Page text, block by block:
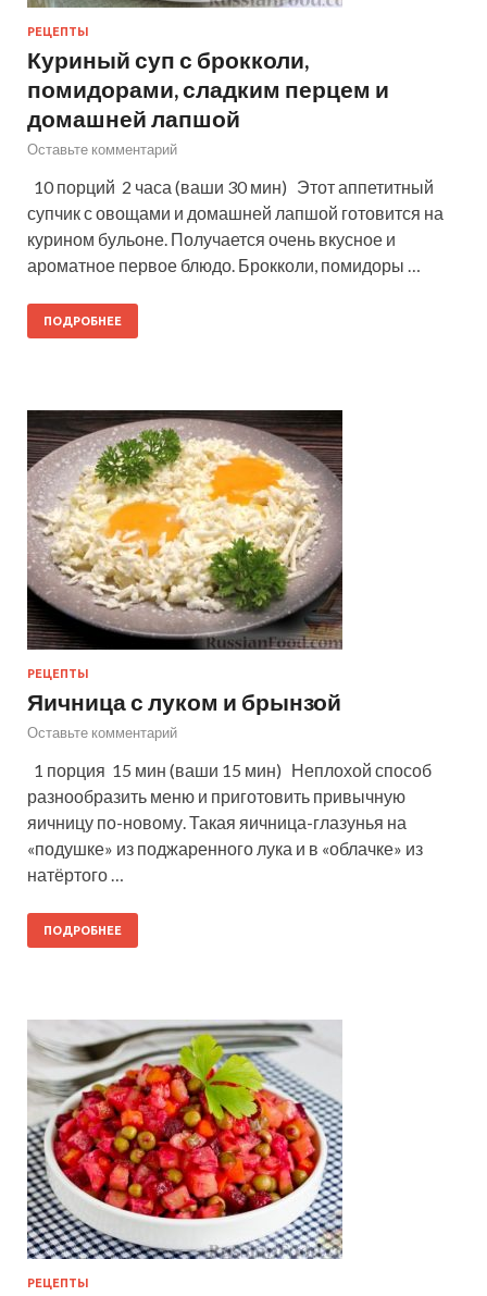
РЕЦЕПТЫ
Куриный суп с брокколи,
помидорами, сладким перцем и
домашней лапшой
Оставьте комментарий
10 порций 2 часа (ваши 30 мин) Этот аппетитный
супчик с овощами и домашней лапшой готовится на
курином бульоне. Получается очень вкусное и
ароматное первое блюдо. Брокколи, помидоры …
ПОДРОБНЕЕ
РЕЦЕПТЫ
Яичница с луком и брынзой
Оставьте комментарий
1 порция 15 мин (ваши 15 мин) Неплохой способ
разнообразить меню и приготовить привычную
яичницу по-новому. Такая яичница-глазунья на
«подушке» из поджаренного лука и в «облачке» из
натёртого …
ПОДРОБНЕЕ
РЕЦЕПТЫ